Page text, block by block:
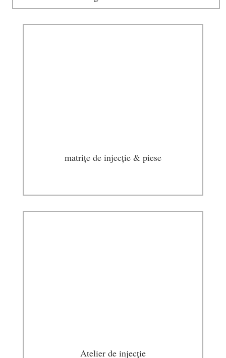
matrițe de injecție & piese
Atelier de injecție